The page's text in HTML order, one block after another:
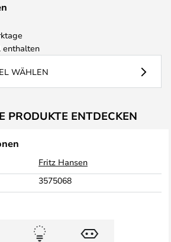
enthalten
WÄHLEN
PRODUKTE ENTDECKEN
Fritz Hansen
3575068